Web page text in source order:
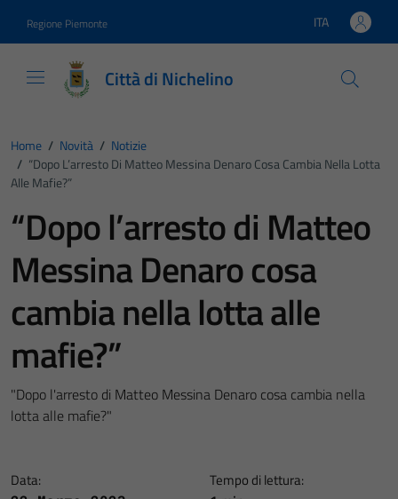
Regione Piemonte Lingua attiva:
ITA
Città di Nichelino
Home / Novità / Notizie
/ “Dopo L’arresto Di Matteo Messina Denaro Cosa Cambia Nella Lotta
Alle Mafie?”
“Dopo l’arresto di Matteo
Messina Denaro cosa
cambia nella lotta alle
mafie?”
"Dopo l'arresto di Matteo Messina Denaro cosa cambia nella
lotta alle mafie?"
Data: Tempo di lettura: